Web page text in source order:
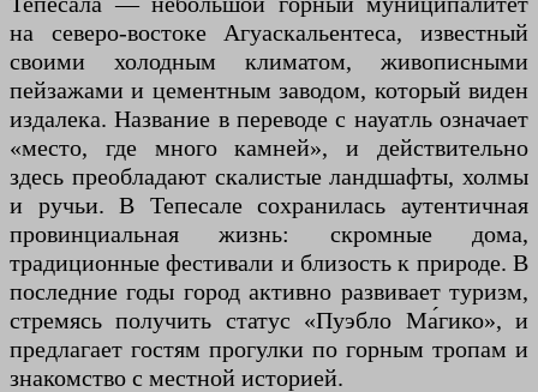
на северо-востоке Агуаскальентеса, известный
своими холодным климатом, живописными
пейзажами и цементным заводом, который виден
издалека. Название в переводе с науатль означает
«место, где много камней», и действительно
здесь преобладают скалистые ландшафты, холмы
и ручьи. В Тепесале сохранилась аутентичная
провинциальная жизнь: скромные дома,
традиционные фестивали и близость к природе. В
последние годы город активно развивает туризм,
стремясь получить статус «Пуэбло Ма́гико», и
предлагает гостям прогулки по горным тропам и
знакомство с местной историей.